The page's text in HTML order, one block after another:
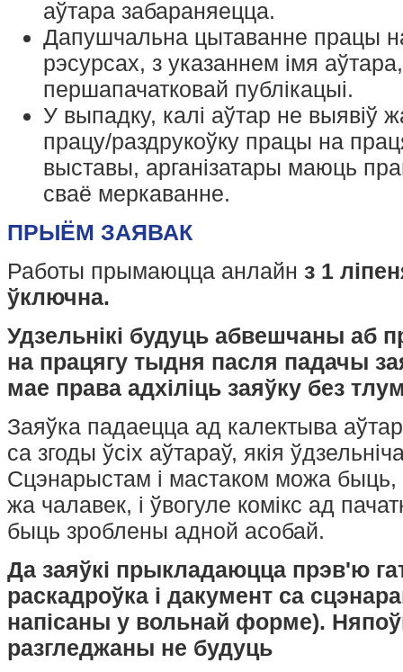
7. Билет участника (в т.ч.
билет косплеера)
Действителен 3 дня. Имеет
льготную фиксированную
стоимость для следующих
категорий участников:
косплееры, не
участвующие в конкурсе,
чья заявка на билет была
одобрена координатором
косплея (билет
косплеера), а так же
прочие случаи,
координатором косплея;
участники конкурсов
авторы) фанарта,
фандомного крафта,
фотокосплея, комиксов (1
представляющий автор);
прочие варианты участия,
определяемые
организаторами.
Билет участника возможно
приобрести только после
подтверждения координатором
конкурса заявки на участие и
прохождения регистрации.
Все типы билетов, кроме билета
участника, можно приобрести
online.
Подробнее о пребывании на
Общие правила.
Read More...
аўтара забараняецца.
Дапушчальна цытаванне працы
рэсурсах, з указаннем імя
першапачатковай публікацыі.
У выпадку, калі аўтар не выявіў
працу/раздрукоўку працы на
выставы, арганізатары маюць
сваё меркаванне.
ПРЫЁМ ЗАЯВАК
Работы прымаюцца анлайн з 1
ўключна.
Удзельнікі будуць абвешчаны аб
на працягу тыдня пасля падачы
мае права адхіліць заяўку без
Заяўка падаецца ад калектыва
са згоды ўсіх аўтараў, якія
Сцэнарыстам і мастаком можа быць, у
жа чалавек, і ўвогуле комікс ад
быць зроблены адной асобай.
Да заяўкі прыкладаюцца прэв'ю
раскадроўка і дакумент са
напісаны у вольнай форме).
разгледжаны не будуць